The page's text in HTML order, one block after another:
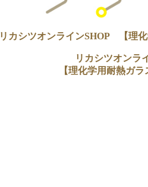
リカシツオンラインSHOP 【理化
リカシツオンラ
【理化学用耐熱ガラ